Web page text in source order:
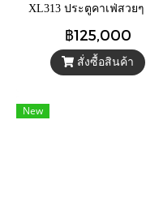
XL313 ประตูคาเฟ่สวย
แต่งร้านอาหาร ร้านกาแ
วินเทจ วงกบแกะสลักลาย
ชั้น
฿125,000
สั่งซื้อสินค้า
New